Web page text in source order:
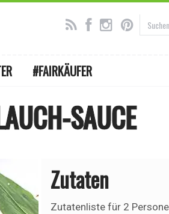
#FAIRKÄUFER
SAUCE
Zutaten
Zutatenliste für 2